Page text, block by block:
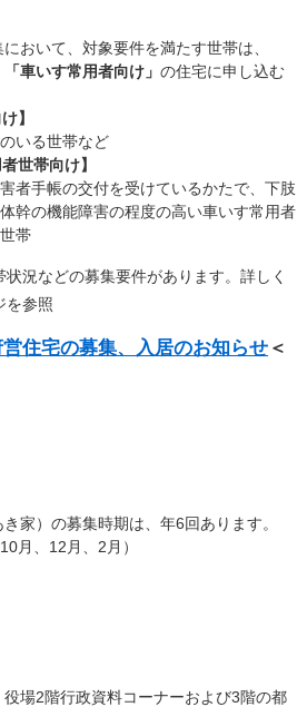
おいて、対象要件を満たす世帯は、
車いす常用者向け」 の住宅に申し込む
】
いる世帯など
世帯向け】
者手帳の交付を受けているかたで、下肢
幹の機能障害の程度の高い車いす常用者
帯
状況などの募集要件があります。詳しく
を参照
住宅の募集、入居のお知らせ ＜
家）の募集時期は、年6回あります。
月、12月、2月）
場2階行政資料コーナーおよび3階の都